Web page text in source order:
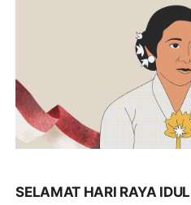
SELAMAT HARI RAYA